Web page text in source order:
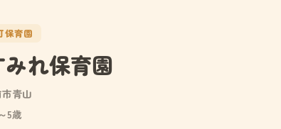
保育園
れ保育園
青山
5歳